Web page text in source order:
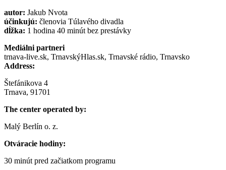
autor: Jakub Nvota
účinkujú: členovia Túlavého divadla
dĺžka: 1 hodina 40 minút bez prestávky
Mediálni partneri
trnava-live.sk, TrnavskýHlas.sk, Trnavské rádio, Trnavsko
Address:
Štefánikova 4
Trnava, 91701
The center operated by:
Malý Berlín o. z.
Otváracie hodiny:
30 minút pred začiatkom programu